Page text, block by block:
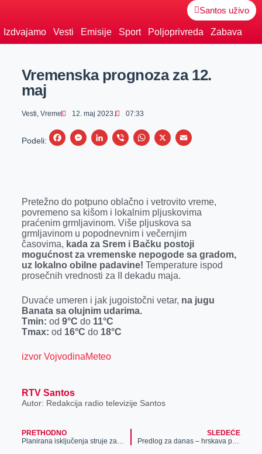
Santos uživo
Izdvajamo Vesti Emisije Sport Poljoprivreda Zabava
Vremenska prognoza za 12.
maj
Vesti, Vreme 12. maj 2023. 07:33
Podeli:
F
b
o
o
k
M
e
n
g
e
r
L
e
d
I
n
V
r
W
s
A
p
p
X
E
l
Pretežno do potpuno oblačno i vetrovito vreme,
povremeno sa kišom i lokalnim pljuskovima
praćenim grmljavinom. Više pljuskova sa
grmljavinom u popodnevnim i večernjim
časovima, kada za Srem i Bačku postoji
mogućnost za vremenske nepogode sa gradom,
uz lokalno obilne padavine! Temperature ispod
prosečnih vrednosti za II dekadu maja.
Duvaće umeren i jak jugoistočni vetar, na jugu
Banata sa olujnim udarima.
Tmin: od 9°C do 11°C
Tmax: od 16°C do 18°C
izvor VojvodinaMeteo
RTV Santos
Autor: Redakcija radio televizije Santos
PRETHODNO
Planirana isključenja struje za 12. maj
SLEDEĆE
Predlog za danas – hrskava pileća krilca